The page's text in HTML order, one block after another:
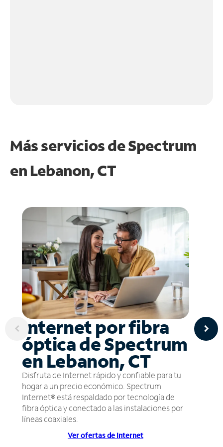
Más servicios de Spectrum
en Lebanon, CT
Internet por fibra
óptica de Spectrum
en Lebanon, CT
Disfruta de Internet rápido y confiable para tu
hogar a un precio económico. Spectrum
Internet® está respaldado por tecnología de
fibra óptica y conectado a las instalaciones por
líneas coaxiales.
Ver ofertas de Internet